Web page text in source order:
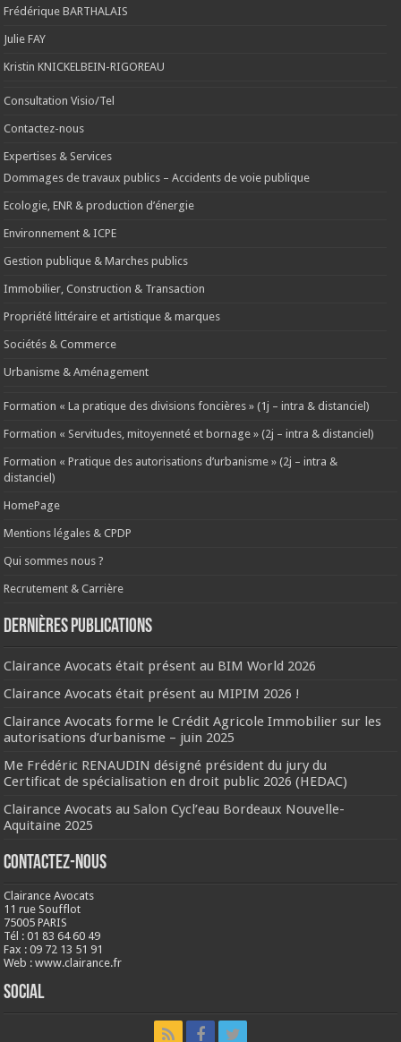
Frédérique BARTHALAIS
Julie FAY
Kristin KNICKELBEIN-RIGOREAU
Consultation Visio/Tel
Contactez-nous
Expertises & Services
Dommages de travaux publics – Accidents de voie publique
Ecologie, ENR & production d’énergie
Environnement & ICPE
Gestion publique & Marches publics
Immobilier, Construction & Transaction
Propriété littéraire et artistique & marques
Sociétés & Commerce
Urbanisme & Aménagement
Formation « La pratique des divisions foncières » (1j – intra & distanciel)
Formation « Servitudes, mitoyenneté et bornage » (2j – intra & distanciel)
Formation « Pratique des autorisations d’urbanisme » (2j – intra &
distanciel)
HomePage
Mentions légales & CPDP
Qui sommes nous ?
Recrutement & Carrière
Dernières publications
Clairance Avocats était présent au BIM World 2026
Clairance Avocats était présent au MIPIM 2026 !
Clairance Avocats forme le Crédit Agricole Immobilier sur les
autorisations d’urbanisme – juin 2025
Me Frédéric RENAUDIN désigné président du jury du
Certificat de spécialisation en droit public 2026 (HEDAC)
Clairance Avocats au Salon Cycl’eau Bordeaux Nouvelle-
Aquitaine 2025
Contactez-nous
Clairance Avocats
11 rue Soufflot
75005 PARIS
Tél : 01 83 64 60 49
Fax : 09 72 13 51 91
Web : www.clairance.fr
Social